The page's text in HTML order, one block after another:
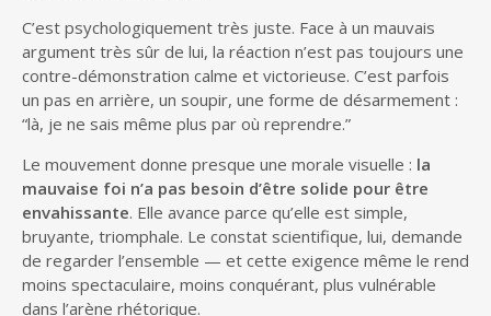
C’est psychologiquement très juste. Face à un mauvais
argument très sûr de lui, la réaction n’est pas toujours une
contre-démonstration calme et victorieuse. C’est parfois
un pas en arrière, un soupir, une forme de désarmement :
“là, je ne sais même plus par où reprendre.”
Le mouvement donne presque une morale visuelle : la
mauvaise foi n’a pas besoin d’être solide pour être
envahissante. Elle avance parce qu’elle est simple,
bruyante, triomphale. Le constat scientifique, lui, demande
de regarder l’ensemble — et cette exigence même le rend
moins spectaculaire, moins conquérant, plus vulnérable
dans l’arène rhétorique.